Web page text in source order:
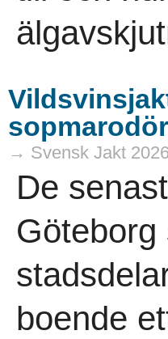
→ Svensk Jakt
De
boende